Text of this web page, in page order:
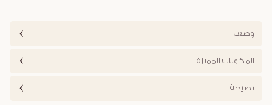
وصف
المكونات المميزة
نصيحة